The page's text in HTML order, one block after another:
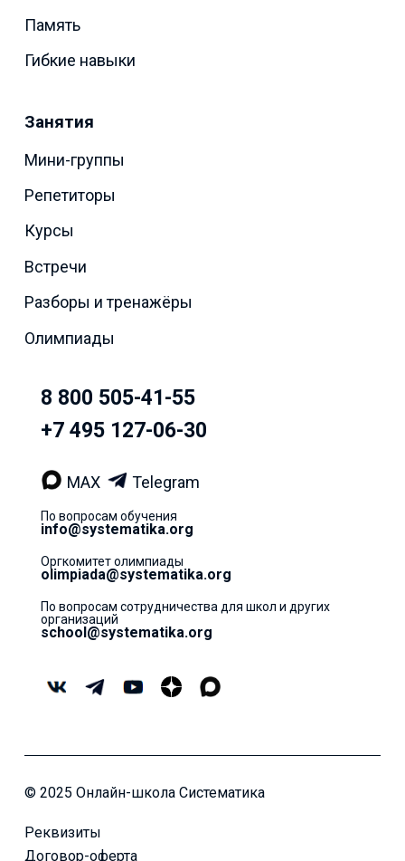
Память
Гибкие навыки
Занятия
Мини-группы
Репетиторы
Курсы
Встречи
Разборы и тренажёры
Олимпиады
8 800 505-41-55
+7 495 127-06-30
MAX Telegram
По вопросам обучения
info@systematika.org
Оргкомитет олимпиады
olimpiada@systematika.org
По вопросам сотрудничества для школ и других
организаций
school@systematika.org
© 2025 Онлайн-школа Систематика
Реквизиты
Договор-оферта